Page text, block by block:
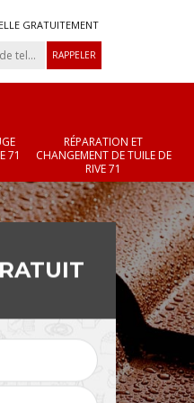
GRATUITEMENT
71
RÉPARATION ET
CHANGEMENT DE TUILE DE
RIVE 71
Réparation et
changement de
et faîtage 71